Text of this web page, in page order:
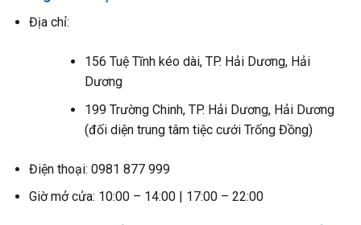
Địa chỉ:
156 Tuệ Tĩnh kéo dài, TP. Hải Dương, Hải
Dương
199 Trường Chinh, TP. Hải Dương, Hải Dương
(đối diện trung tâm tiệc cưới Trống Đồng)
Điện thoại: 0981 877 999
Giờ mở cửa: 10:00 – 14:00 | 17:00 – 22:00